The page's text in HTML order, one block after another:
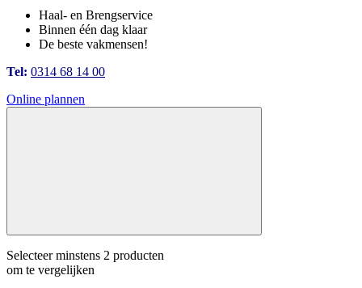
Haal- en Brengservice
Binnen één dag klaar
De beste vakmensen!
Tel: 0314 68 14 00
Online plannen
Selecteer minstens 2 producten
om te vergelijken